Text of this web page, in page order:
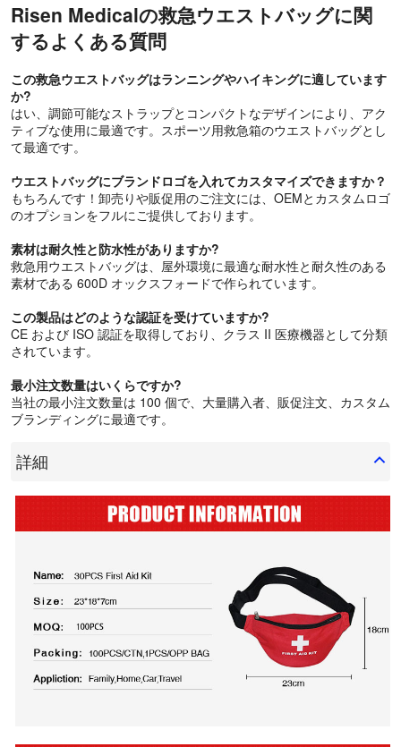
Risen Medicalの救急ウエストバッグに関
するよくある質問
この救急ウエストバッグはランニングやハイキングに適しています
か?
はい、調節可能なストラップとコンパクトなデザインにより、アク
ティブな使用に最適です。スポーツ用救急箱のウエストバッグとし
て最適です。
ウエストバッグにブランドロゴを入れてカスタマイズできますか？
もちろんです！卸売りや販促用のご注文には、OEMとカスタムロゴ
のオプションをフルにご提供しております。
素材は耐久性と防水性がありますか?
救急用ウエストバッグは、屋外環境に最適な耐水性と耐久性のある
素材である 600D オックスフォードで作られています。
この製品はどのような認証を受けていますか?
CE および ISO 認証を取得しており、クラス II 医療機器として分類
されています。
最小注文数量はいくらですか?
当社の最小注文数量は 100 個で、大量購入者、販促注文、カスタム
ブランディングに最適です。
詳細